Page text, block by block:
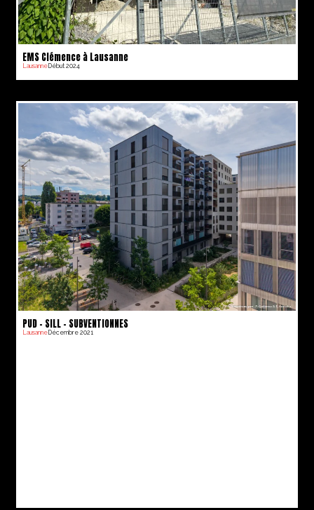
EMS Clémence à Lausanne
LausanneDébut 2024
PUD – SILL – SUBVENTIONNES
LausanneDécembre 2021